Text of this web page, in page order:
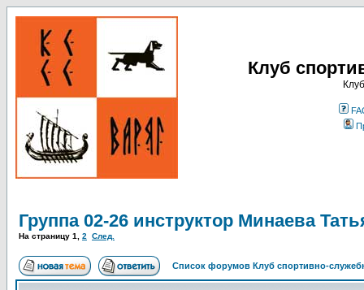
Клуб
Группа 02-26 инструктор Минаева
На страницу 1 2 След.
Список форумов Клуб спортивно-